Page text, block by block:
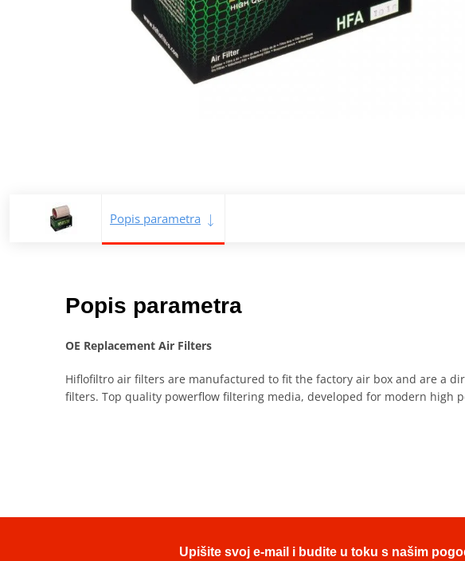
Popis parametra
Popis parametra
OE Replacement Air Filters
Hiflofiltro air filters are manufactured to fit the factory air box and are a
filters. Top quality powerflow filtering media, developed for modern high
Upišite svoj e-mail i budite u toku s našim